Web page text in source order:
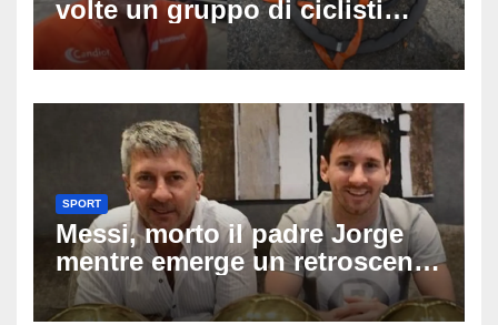
volte un gruppo di ciclisti
dopo una lite: arrestato
73enne, il racconto choc di un
SPORT
Messi, morto il padre Jorge
mentre emerge un retroscena
choc: le minacce di morte al
fuoriclasse durante i Mondiali